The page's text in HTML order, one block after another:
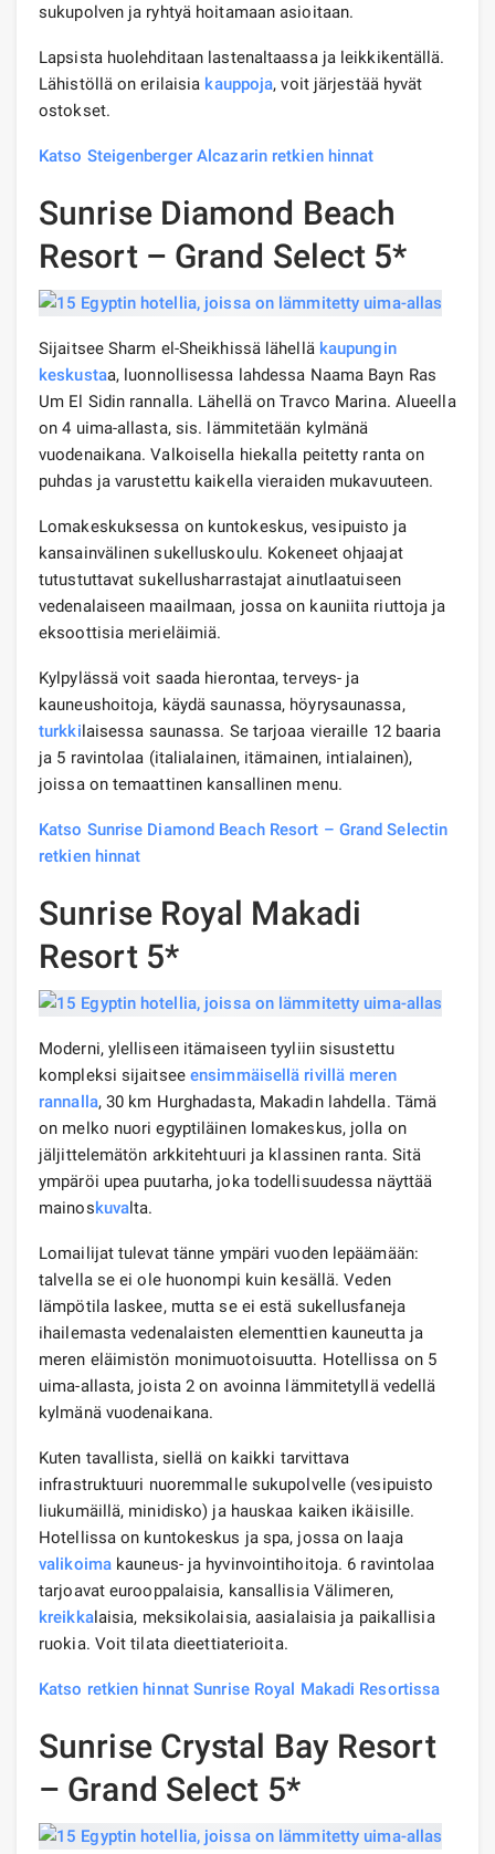
sukupolven ja ryhtyä hoitamaan asioitaan.
Lapsista huolehditaan lastenaltaassa ja leikkikentällä.
Lähistöllä on erilaisia ​​ kauppoja, voit järjestää hyvät
ostokset.
Katso Steigenberger Alcazarin retkien hinnat
Sunrise Diamond Beach
Resort – Grand Select 5*
Sijaitsee Sharm el-Sheikhissä lähellä kaupungin
keskustaa, luonnollisessa lahdessa Naama Bayn Ras
Um El Sidin rannalla. Lähellä on Travco Marina. Alueella
on 4 uima-allasta, sis. lämmitetään kylmänä
vuodenaikana. Valkoisella hiekalla peitetty ranta on
puhdas ja varustettu kaikella vieraiden mukavuuteen.
Lomakeskuksessa on kuntokeskus, vesipuisto ja
kansainvälinen sukelluskoulu. Kokeneet ohjaajat
tutustuttavat sukellusharrastajat ainutlaatuiseen
vedenalaiseen maailmaan, jossa on kauniita riuttoja ja
eksoottisia merieläimiä.
Kylpylässä voit saada hierontaa, terveys- ja
kauneushoitoja, käydä saunassa, höyrysaunassa,
turkkilaisessa saunassa. Se tarjoaa vieraille 12 baaria
ja 5 ravintolaa (italialainen, itämainen, intialainen),
joissa on temaattinen kansallinen menu.
Katso Sunrise Diamond Beach Resort – Grand Selectin
retkien hinnat
Sunrise Royal Makadi
Resort 5*
Moderni, ylelliseen itämaiseen tyyliin sisustettu
kompleksi sijaitsee ensimmäisellä rivillä meren
rannalla, 30 km Hurghadasta, Makadin lahdella. Tämä
on melko nuori egyptiläinen lomakeskus, jolla on
jäljittelemätön arkkitehtuuri ja klassinen ranta. Sitä
ympäröi upea puutarha, joka todellisuudessa näyttää
mainoskuvalta.
Lomailijat tulevat tänne ympäri vuoden lepäämään:
talvella se ei ole huonompi kuin kesällä. Veden
lämpötila laskee, mutta se ei estä sukellusfaneja
ihailemasta vedenalaisten elementtien kauneutta ja
meren eläimistön monimuotoisuutta. Hotellissa on 5
uima-allasta, joista 2 on avoinna lämmitetyllä vedellä
kylmänä vuodenaikana.
Kuten tavallista, siellä on kaikki tarvittava
infrastruktuuri nuoremmalle sukupolvelle (vesipuisto
liukumäillä, minidisko) ja hauskaa kaiken ikäisille.
Hotellissa on kuntokeskus ja spa, jossa on laaja
valikoimakauneus- ja hyvinvointihoitoja. 6 ravintolaa
tarjoavat eurooppalaisia, kansallisia Välimeren,
kreikkalaisia, meksikolaisia, aasialaisia ​​ja paikallisia
ruokia. Voit tilata dieettiaterioita.
Katso retkien hinnat Sunrise Royal Makadi Resortissa
Sunrise Crystal Bay Resort
– Grand Select 5*